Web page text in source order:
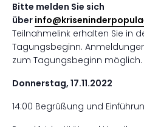
Bitte melden Sie sich
über
Teilnahmelink erhalten Sie in
Tagungsbeginn.
zum Tagungsbeginn möglich.
Donnerstag, 17.11.2022
14:00 Begrüßung und